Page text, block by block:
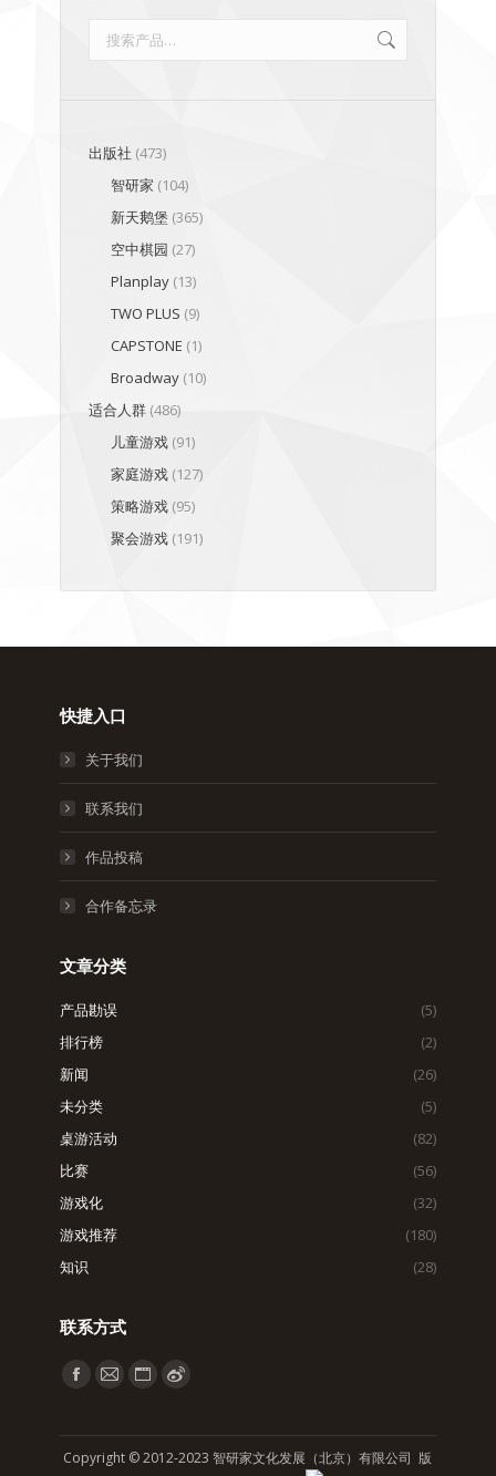
出版社 (473)
智研家 (104)
新天鹅堡 (365)
空中棋园 (27)
Planplay (13)
TWO PLUS (9)
CAPSTONE (1)
Broadway (10)
适合人群 (486)
儿童游戏 (91)
家庭游戏 (127)
策略游戏 (95)
聚会游戏 (191)
快捷入口
关于我们
联系我们
作品投稿
合作备忘录
文章分类
产品勘误
(5)
排行榜
(2)
新闻
(26)
未分类
(5)
桌游活动
(82)
比赛
(56)
游戏化
(32)
游戏推荐
(180)
知识
(28)
联系方式
找到我们：
Facebook
Mail WebsiteWeibo
Copyright © 2012-2023 智研家文化发展（北京）有限公司 版